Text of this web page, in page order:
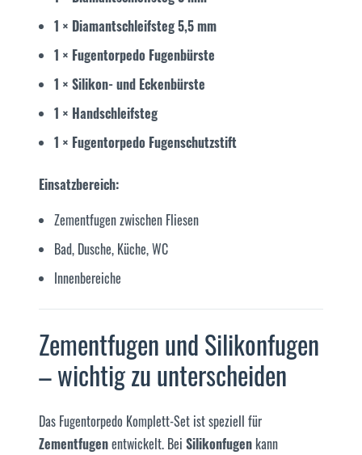
1 × Diamantschleifsteg 5,5 mm
1 × Fugentorpedo Fugenbürste
1 × Silikon- und Eckenbürste
1 × Handschleifsteg
1 × Fugentorpedo Fugenschutzstift
Einsatzbereich:
Zementfugen zwischen Fliesen
Bad, Dusche, Küche, WC
Innenbereiche
Zementfugen und Silikonfugen
– wichtig zu unterscheiden
Das Fugentorpedo Komplett-Set ist speziell für
Zementfugenentwickelt. Bei Silikonfugen kann